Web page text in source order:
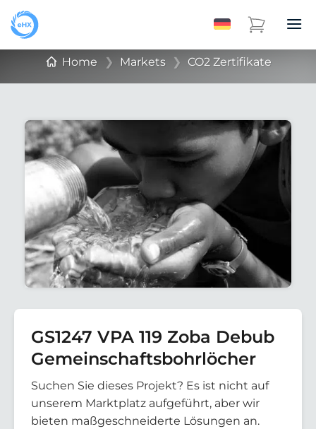
Home ❯ Markets ❯ CO2 Zertifikate
GS1247 VPA 119 Zoba Debub
Gemeinschaftsbohrlöcher
Suchen Sie dieses Projekt? Es ist nicht auf
unserem Marktplatz aufgeführt, aber wir
bieten maßgeschneiderte Lösungen an.